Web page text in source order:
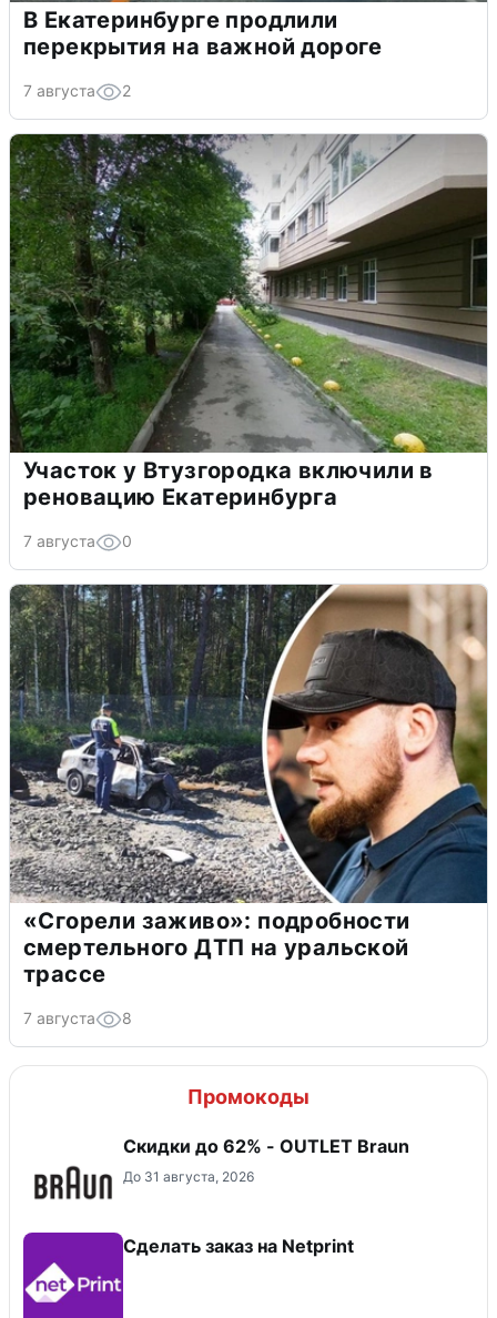
В Екатеринбурге продлили
перекрытия на важной дороге
7 августа 2
Участок у Втузгородка включили в
реновацию Екатеринбурга
7 августа 0
«Сгорели заживо»: подробности
смертельного ДТП на уральской
трассе
7 августа 8
Промокоды
Скидки до 62% - OUTLET Braun
До 31 августа, 2026
Сделать заказ на Netprint